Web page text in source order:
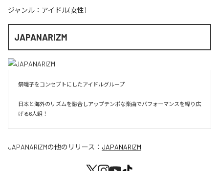
ジャンル： アイドル(女性)
JAPANARIZM
祭囃子をコンセプトにしたアイドルグループ
日本と海外のリズムを融合しアップテンポな楽曲でパフォーマンスを繰り広
げる6人組！
JAPANARIZMの他のリリース： JAPANARIZM